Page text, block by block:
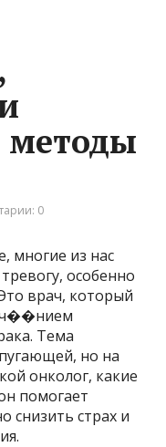
методы
0
многие из нас
особенно
врач, который
Тема
но на
онколог, какие
помогает
снизить страх и